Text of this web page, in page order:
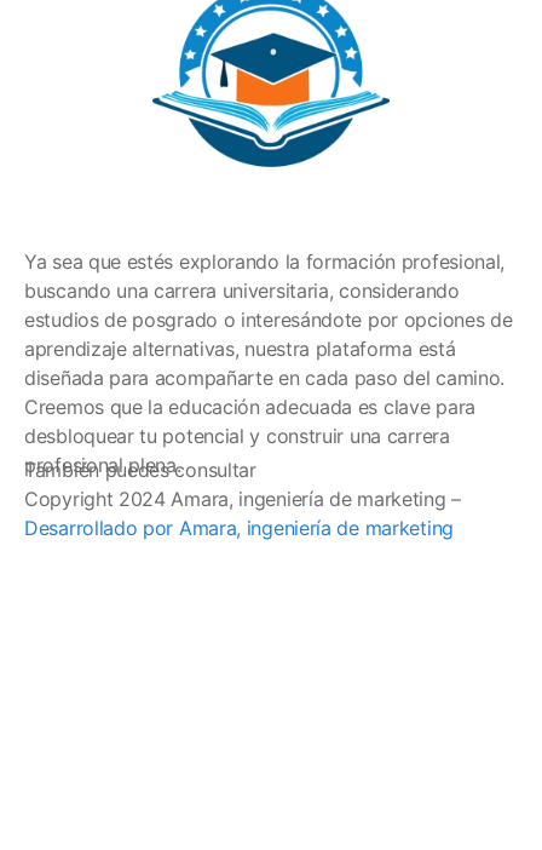
Ya sea que estés explorando la formación profesional,
buscando una carrera universitaria, considerando
estudios de posgrado o interesándote por opciones de
aprendizaje alternativas, nuestra plataforma está
diseñada para acompañarte en cada paso del camino.
Creemos que la educación adecuada es clave para
desbloquear tu potencial y construir una carrera
profesional plena.
También puedes consultar
Copyright 2024 Amara, ingeniería de marketing –
Desarrollado por Amara, ingeniería de marketing